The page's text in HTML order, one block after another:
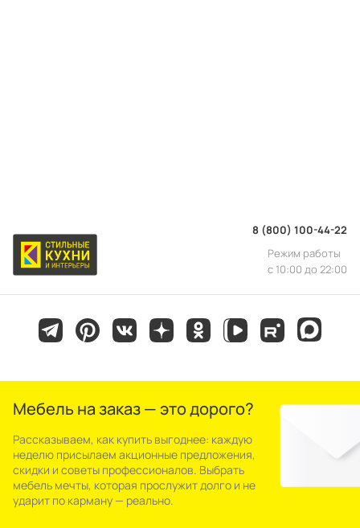
8 (800) 100-44-22
Режим работы
с 10:00 до 22:00
Мебель на заказ — это дорого?
Рассказываем, как купить выгоднее: каждую
неделю присылаем акционные предложения,
скидки и советы профессионалов. Выбрать
мебель мечты, которая прослужит долго и не
ударит по карману — реально.